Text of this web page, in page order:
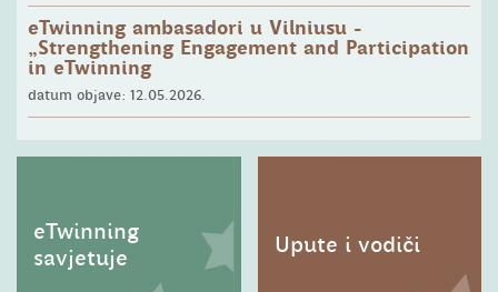
eTwinning ambasadori u Vilniusu -
„Strengthening Engagement and Participation
in eTwinning
datum objave: 12.05.2026.
eTwinning
savjetuje
Upute i vodiči